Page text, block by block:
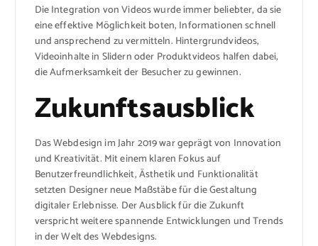
Die Integration von Videos wurde immer beliebter, da sie
eine effektive Möglichkeit boten, Informationen schnell
und ansprechend zu vermitteln. Hintergrundvideos,
Videoinhalte in Slidern oder Produktvideos halfen dabei,
die Aufmerksamkeit der Besucher zu gewinnen.
Zukunftsausblick
Das Webdesign im Jahr 2019 war geprägt von Innovation
und Kreativität. Mit einem klaren Fokus auf
Benutzerfreundlichkeit, Ästhetik und Funktionalität
setzten Designer neue Maßstäbe für die Gestaltung
digitaler Erlebnisse. Der Ausblick für die Zukunft
verspricht weitere spannende Entwicklungen und Trends
in der Welt des Webdesigns.